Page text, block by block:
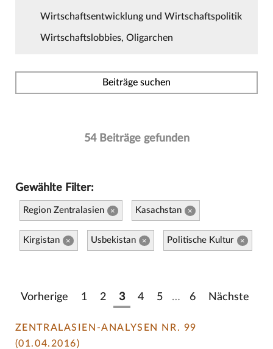
Wirtschaftsentwicklung und Wirtschaftspolitik
Wirtschaftslobbies, Oligarchen
Beiträge suchen
54 Beiträge gefunden
Gewählte Filter:
Region Zentralasien × Kasachstan ×
Kirgistan × Usbekistan × Politische Kultur ×
Vorherige 1 2 3 4 5 … 6 Nächste
ZENTRALASIEN-ANALYSEN NR. 99
(01.04.2016)